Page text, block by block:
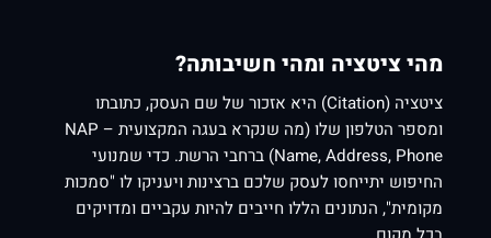
מהי ציטציה ומהי חשיבותה?
ציטציה (Citation) היא אזכור של שם העסק, כתובתו
ומספר הטלפון שלו (מה שנקרא בעגה המקצועית NAP –
Name, Address, Phone) ברחבי הרשת. כדי שמנועי
החיפוש יתייחסו לעסק שלכם ברצינות ויעניקו לו "סמכות
מקומית", הנתונים הללו חייבים להיות עקביים ומדויקים